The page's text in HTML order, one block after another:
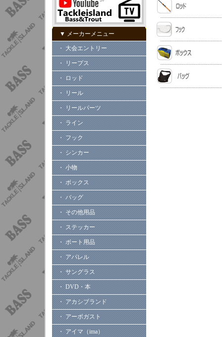
▼ メーカーメニュー
・ 大会エントリー
・ リープス
・ ロッド
・ リール
・ リールパーツ
・ ライン
・ フック
・ シンカー
・ 小物
・ ボックス
・ バッグ
・ その他用品
・ ステッカー
・ ボート用品
・ アパレル
・ サングラス
・ DVD・本
・ アカシブランド
・ アーボガスト
・ アイマ（ima）